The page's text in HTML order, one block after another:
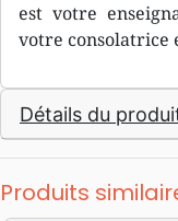
est votre
votre consolatrice
Détails du
Produits